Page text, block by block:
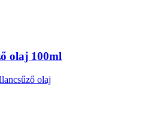
olaj 100ml
olaj